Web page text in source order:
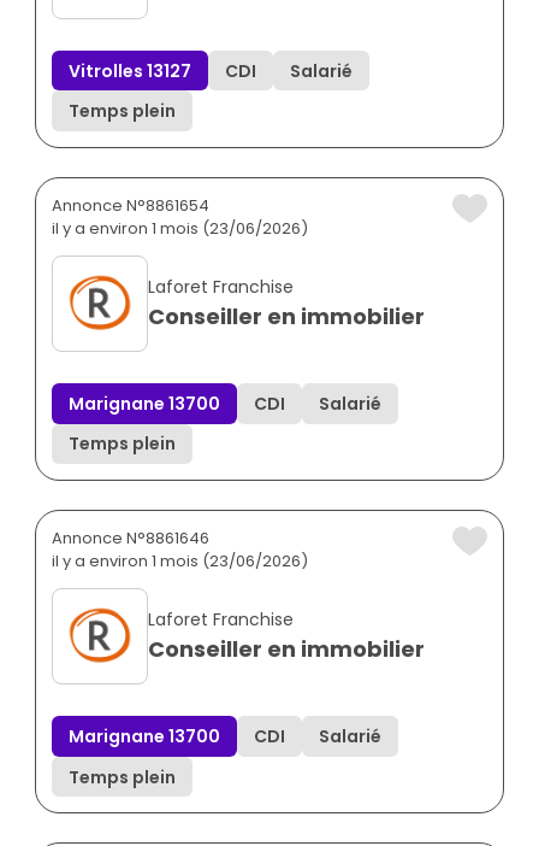
Vitrolles 13127 CDI
Salarié
Temps plein
Annonce N°8861654
il y a environ 1 mois (23/06/2026)
Laforet Franchise
Conseiller en immobilier
Marignane 13700 CDI
Salarié
Temps plein
Annonce N°8861646
il y a environ 1 mois (23/06/2026)
Laforet Franchise
Conseiller en immobilier
Marignane 13700 CDI
Salarié
Temps plein